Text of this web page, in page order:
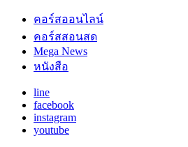
คอร์สออนไลน์
คอร์สสอนสด
Mega News
หนังสือ
line
facebook
instagram
youtube